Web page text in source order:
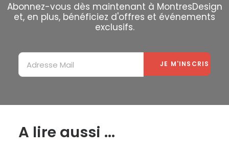
Abonnez-vous dès maintenant à MontresDesign
et, en plus, bénéficiez d'offres et événements
exclusifs.
A lire aussi ...